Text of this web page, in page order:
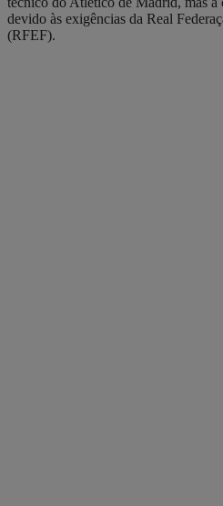
devido às exigências da Real
(RFEF).